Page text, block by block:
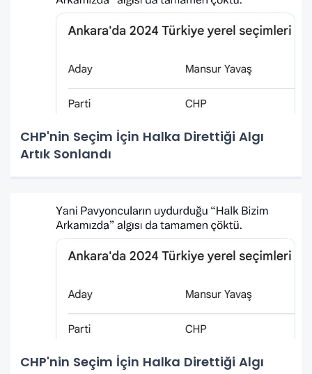
CHP'nin Seçim İçin Halka Direttiği Algı
Artık Sonlandı
CHP'nin Seçim İçin Halka Direttiği Algı